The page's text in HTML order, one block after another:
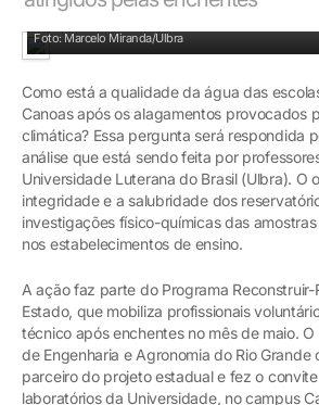
Foto: Marcelo Miranda/Ulbra
Como está a qualidade da água das
Canoas após os alagamentos provocados
climática? Essa pergunta será respondida
análise que está sendo feita por
Universidade Luterana do Brasil (Ulbra). O
integridade e a salubridade dos
investigações físico-químicas das
nos estabelecimentos de ensino.
A ação faz parte do Programa Reconstruir-
Estado, que mobiliza profissionais
técnico após enchentes no mês de maio. O
de Engenharia e Agronomia do Rio Grande
parceiro do projeto estadual e fez o
laboratórios da Universidade, no campus